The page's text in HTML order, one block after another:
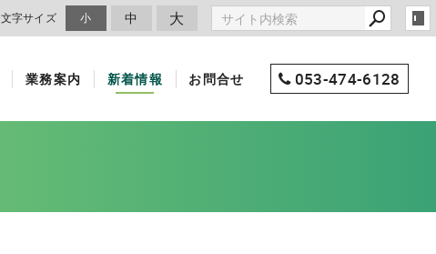
文字サイズ 小 中 大
業務案内 新着情報 お問合せ 053-474-6128